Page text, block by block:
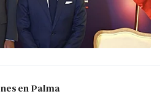
en Palma